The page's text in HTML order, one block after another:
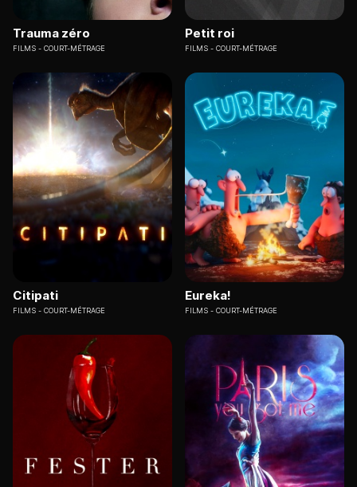
Trauma zéro
FILMS COURT-MÉTRAGE
Petit roi
FILMS COURT-MÉTRAGE
Citipati
FILMS COURT-MÉTRAGE
Eureka!
FILMS COURT-MÉTRAGE